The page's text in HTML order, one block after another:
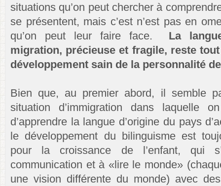
situations qu’on peut chercher à
se présentent, mais c’est n’est pas en
qu’on peut leur faire face.
La
migration, précieuse et fragile, reste
développement sain de la personnalité
Bien que, au premier abord, il semble
situation d’immigration dans laquelle
d’apprendre la langue d’origine du pays
le développement du bilinguisme est
pour la croissance de l’enfant, qui
communication et à «lire le monde»
une vision différente du monde) avec